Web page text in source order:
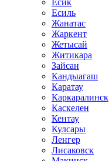
Есик
Есиль
Жанатас
Жаркент
Жетысай
Житикара
Зайсан
Кандыагаш
Каратау
Каркаралинск
Каскелен
Кентау
Кулсары
Ленгер
Лисаковск